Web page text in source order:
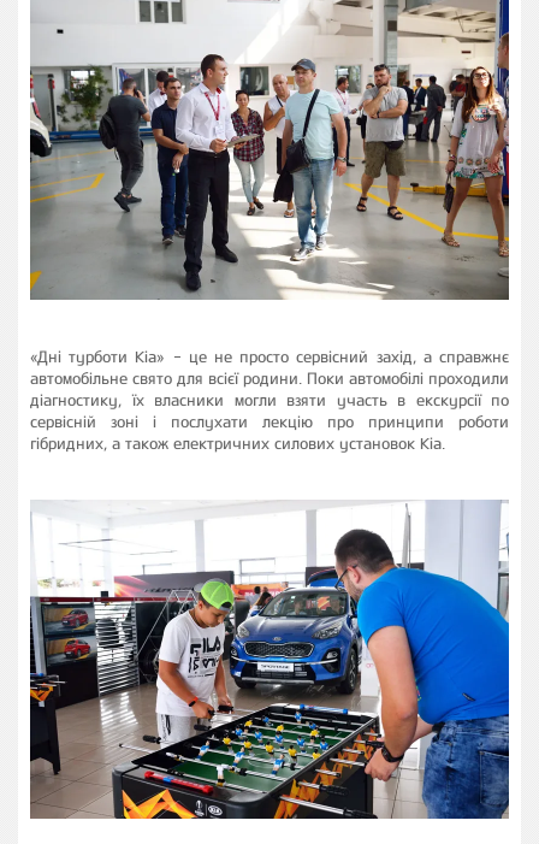
«Дні турботи Kia» - це не просто сервісний захід, а справжнє
автомобільне свято для всієї родини. Поки автомобілі проходили
діагностику, їх власники могли взяти участь в екскурсії по
сервісній зоні і послухати лекцію про принципи роботи
гібридних, а також електричних силових установок Kia.